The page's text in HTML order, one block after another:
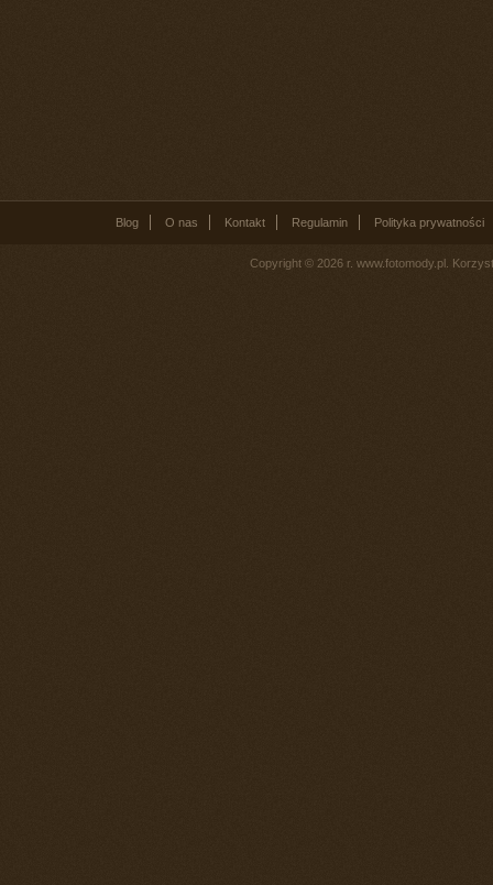
Blog O nas Kontakt Regulamin Polityka prywatności
Copyright © 2026 r. www.fotomody.pl.